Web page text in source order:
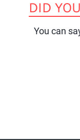
DID
You can